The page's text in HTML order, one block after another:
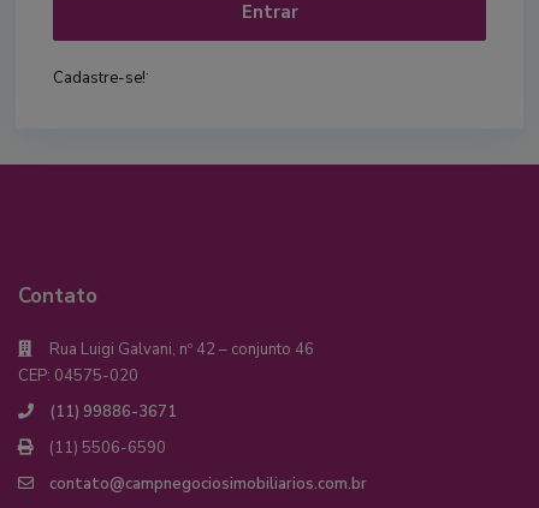
Entrar
Cadastre-se!.
Contato
Rua Luigi Galvani, nº 42 – conjunto 46
CEP: 04575-020
(11) 99886-3671
(11) 5506-6590
contato@campnegociosimobiliarios.com.br